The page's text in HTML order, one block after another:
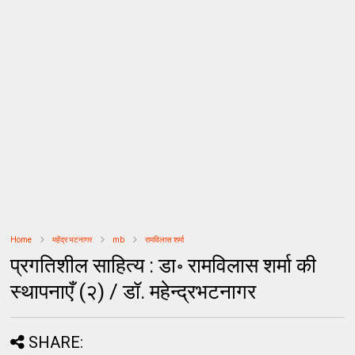
Home महेंद्र भटनागर mb रामविलास शर्मा
प्रगतिशील साहित्य : डा॰ रामविलास शर्मा की
स्थापनाएँ (२) / डॉ. महेन्द्रभटनागर
SHARE: